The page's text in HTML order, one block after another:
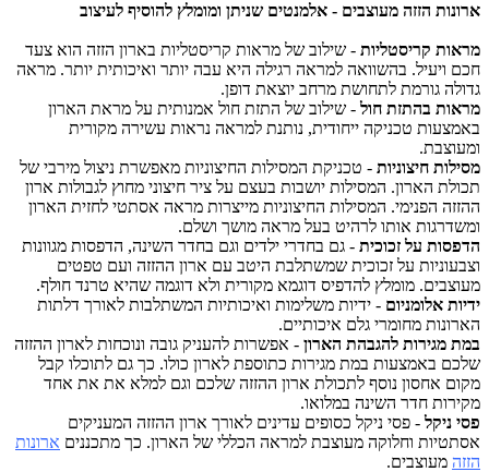
הזזה מעוצבים - אלמנטים שניתן ומומלץ להוסיף לעיצוב
קריסטליות- שילוב של מראות קריסטליות בארון הזזה הוא צעד
בהשוואה למראה רגילה היא עבה יותר ואיכותית יותר. מראה
גורמת לתחושת מרחב יוצאת דופן.
בהתזת חול- שילוב של התזת חול אמנותית על מראת הארון
טכניקה ייחודית, נותנת למראה נראות עשירה מקורית
חיצוניות- טכניקת המסילות החיצוניות מאפשרת ניצול מירבי של
הארון. המסילות יושבות בעצם על ציר חיצוני מחוץ לגבולות ארון
הפנימי. המסילות החיצוניות מייצרות מראה אסתטי לחזית הארון
אותו לרהיט בעל מראה מושך ושלם.
על זכוכית- גם בחדרי ילדים וגם בחדר השינה, הדפסות מגוונות
על זכוכית שמשתלבת היטב עם ארון ההזזה ועם טפטים
מומלץ להדפיס דוגמא מקורית ולא דוגמה שהיא טרנד חולף.
אלומניום- ידיות משלימות ואיכותיות המשתלבות לאורך דלתות
מחומרי גלם איכותיים.
להגבהת הארון- אפשרות להעניק גובה ונוכחות לארון ההזזה
באמצעות במת מגירות כתוספת לארון כולו. כך גם לתוכלו קבל
אחסון נוסף לתכולת ארון ההזזה שלכם וגם למלא את את אחד
חדר השינה במלואו.
- פסי ניקל כסופים עדינים לאורך ארון ההזזה המעניקים
וחלוקה מעוצבת למראה הכללי של הארון. כך מתכנניםארונות
מעוצבים.